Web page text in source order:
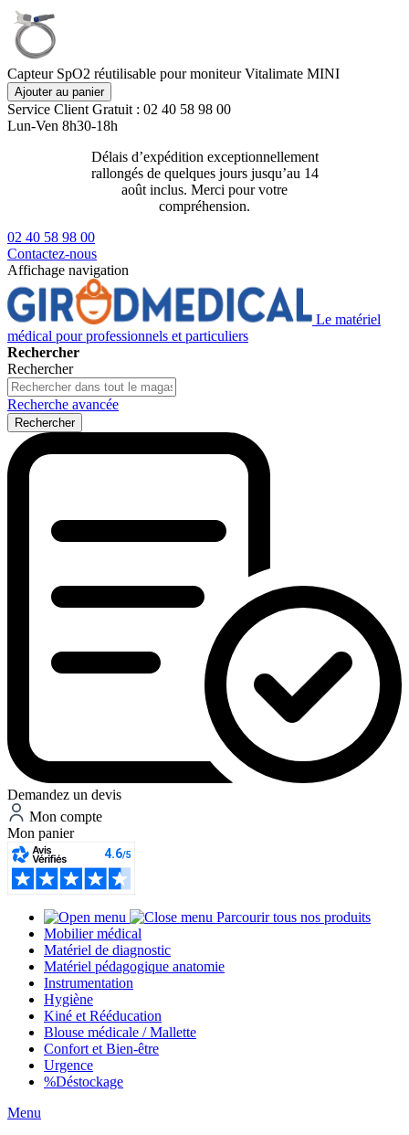
Capteur SpO2 réutilisable pour moniteur Vitalimate MINI
Ajouter au panier
Service Client Gratuit : 02 40 58 98 00
Lun-Ven 8h30-18h
Délais d’expédition exceptionnellement
rallongés de quelques jours jusqu’au 14
août inclus. Merci pour votre
compréhension.
02 40 58 98 00
Contactez-nous
Affichage navigation
Le matériel
médical pour professionnels et particuliers
Rechercher
Rechercher
Recherche avancée
Rechercher
Demandez un devis
Mon compte
Mon panier
Parcourir tous nos produits
Mobilier médical
Matériel de diagnostic
Matériel pédagogique anatomie
Instrumentation
Hygiène
Kiné et Rééducation
Blouse médicale / Mallette
Confort et Bien-être
Urgence
%Déstockage
Menu